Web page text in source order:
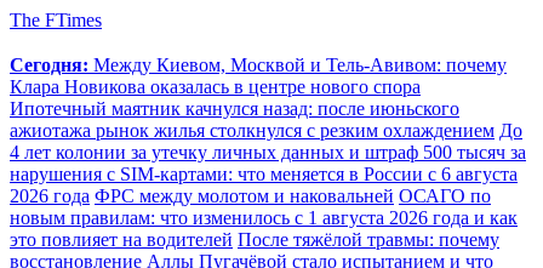
The FTimes
Сегодня: Между Киевом, Москвой и Тель-Авивом: почему
Клара Новикова оказалась в центре нового спора
Ипотечный маятник качнулся назад: после июньского
ажиотажа рынок жилья столкнулся с резким охлаждением До
4 лет колонии за утечку личных данных и штраф 500 тысяч за
нарушения с SIM-картами: что меняется в России с 6 августа
2026 года ФРС между молотом и наковальней ОСАГО по
новым правилам: что изменилось с 1 августа 2026 года и как
это повлияет на водителей После тяжёлой травмы: почему
восстановление Аллы Пугачёвой стало испытанием и что